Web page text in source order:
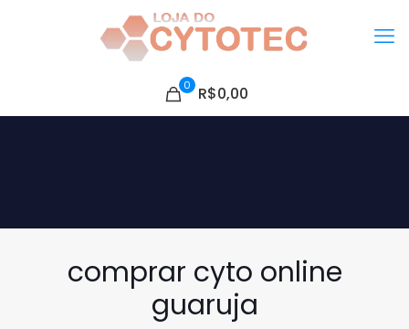
0 R$0,00
comprar cyto online
guaruja